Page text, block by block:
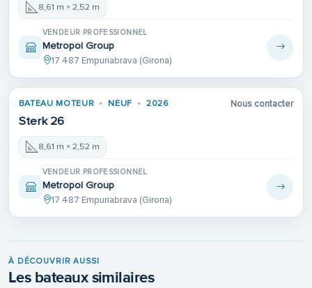
8,61 m × 2,52 m
VENDEUR PROFESSIONNEL
Metropol Group
17 487 Empuriabrava (Girona)
BATEAU MOTEUR NEUF 2026
Sterk 26
Nous contacter
8,61 m × 2,52 m
VENDEUR PROFESSIONNEL
Metropol Group
17 487 Empuriabrava (Girona)
À DÉCOUVRIR AUSSI
Les bateaux similaires